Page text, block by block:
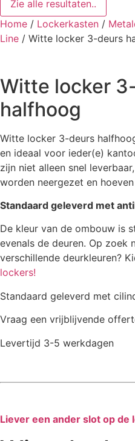
Zie alle resultaten..
Home / Lockerkasten /
Line / Witte locker 3-deurs
Witte locker
halfhoog
Witte locker 3-deurs
en ideaal voor ieder(e)
zijn niet alleen snel
worden neergezet en
Standaard geleverd met
De kleur van de ombouw is
evenals de deuren. Op zoek
verschillende deurkleuren?
lockers!
Standaard geleverd met
Vraag een vrijblijvende
Levertijd 3-5 werkdagen
Liever een ander slot op de